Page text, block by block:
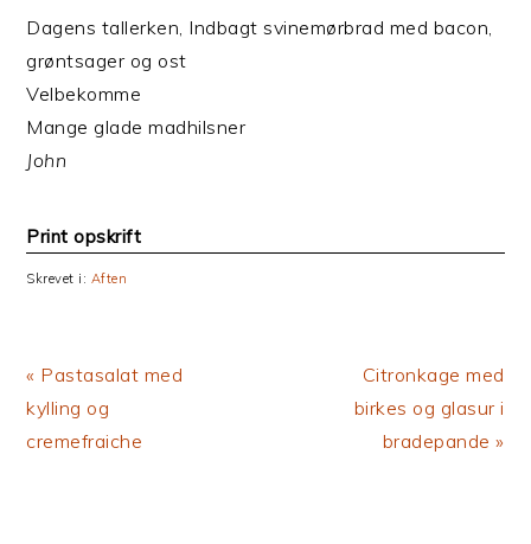
Dagens tallerken, Indbagt svinemørbrad med bacon,
grøntsager og ost
Velbekomme
Mange glade madhilsner
John
Print opskrift
Skrevet i: Aften
Previous
Post:
« Pastasalat med
kylling og
cremefraiche
Next
Post:
Citronkage med
birkes og glasur i
bradepande »